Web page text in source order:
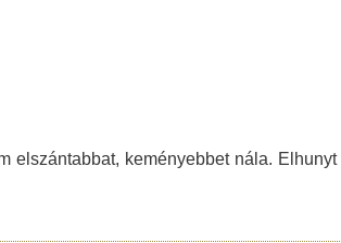
elszántabbat, keményebbet nála.